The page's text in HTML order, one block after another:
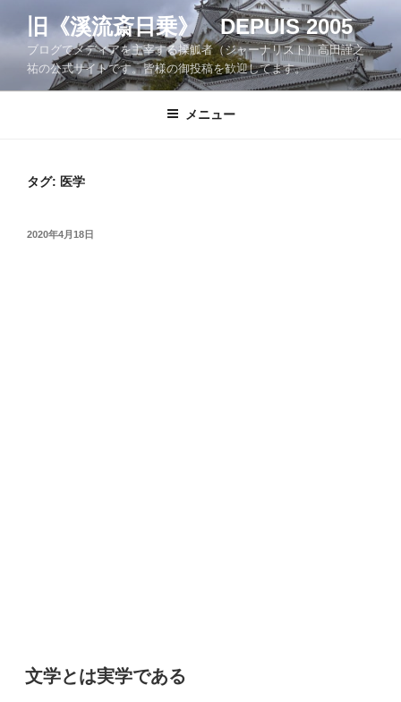
ツ
旧《溪流斎日乗》 DEPUIS 2005
ブログでメディアを主宰する操觚者（ジャーナリスト）高田謹之
祐の公式サイトです。皆様の御投稿を歓迎してます。
メニュー
タグ: 医学
投
2020年4月18日
文学とは実学である